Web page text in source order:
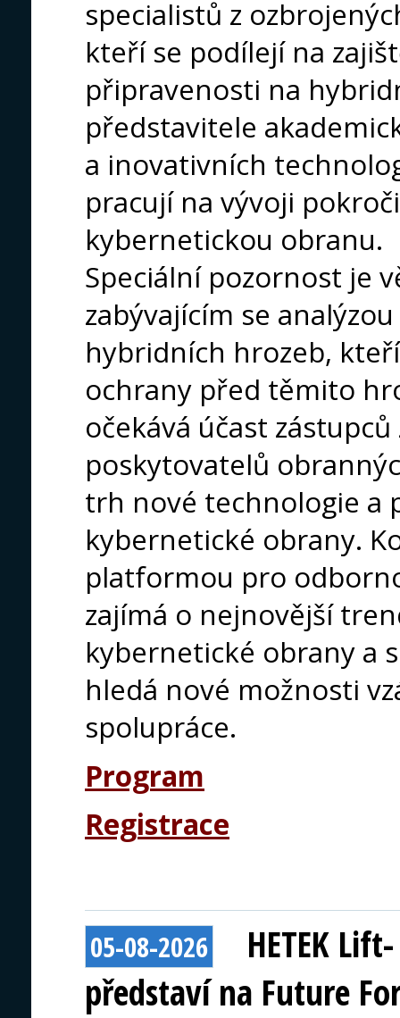
specialistů z
kteří se podílejí na
připravenosti na
představitele
a inovativních
pracují na vývoji
kybernetickou obranu.
Speciální pozornost je
zabývajícím se
hybridních hrozeb,
ochrany před těmito
očekává účast
poskytovatelů
trh nové technologie a
kybernetické obrany.
platformou pro
zajímá o nejnovější
kybernetické obrany a
hledá nové možnosti
spolupráce.
Program
Registrace
05-08-2026
HETEK
představí na Future